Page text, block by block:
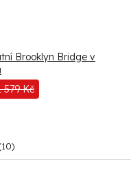
Brooklyn Bridge v
579 Kč